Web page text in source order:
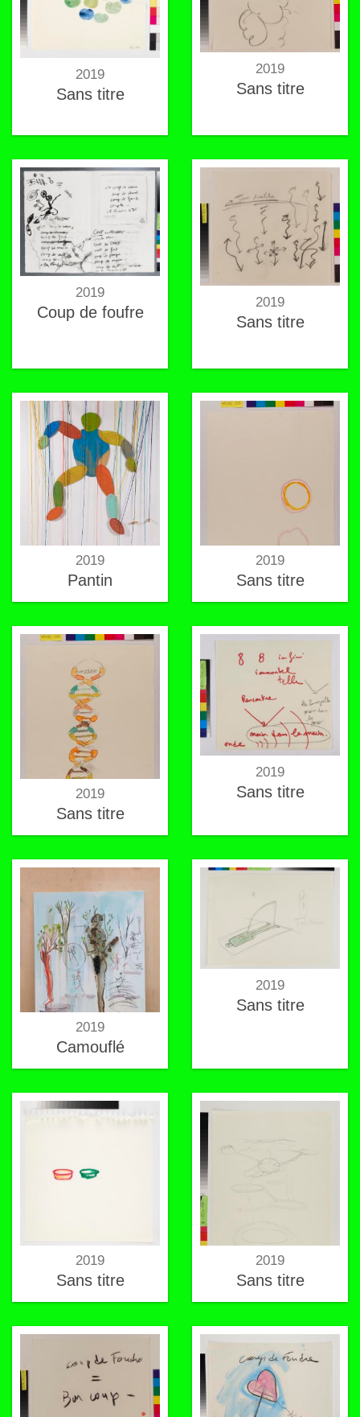
2019
Sans titre
2019
Sans titre
2019
Coup de foufre
2019
Sans titre
2019
Pantin
2019
Sans titre
2019
Sans titre
2019
Sans titre
2019
Camouflé
2019
Sans titre
2019
Sans titre
2019
Sans titre